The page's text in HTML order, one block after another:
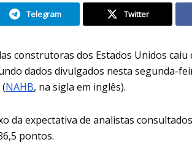
Telegram Twitter
construtoras dos Estados Unidos
dados divulgados nesta segunda-
NAHB, na sigla em inglês).
da expectativa de analistas
pontos.